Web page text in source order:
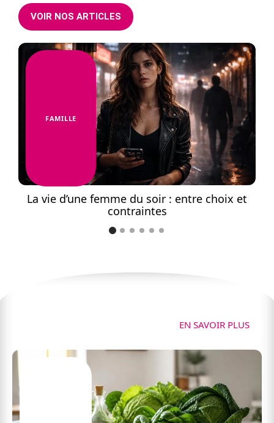
VOIR NOS ARTICLES
FAMILLE
La vie d’une femme du soir : entre choix et
contraintes
EN SAVOIR PLUS